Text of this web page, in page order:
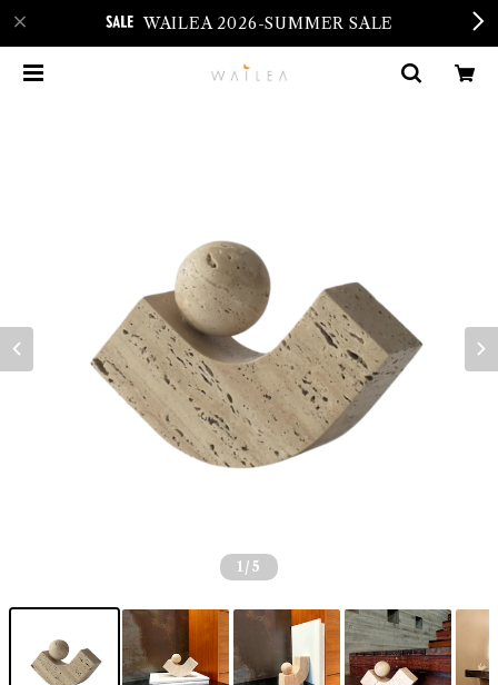
WAILEA 2026-SUMMER SALE
1 /5